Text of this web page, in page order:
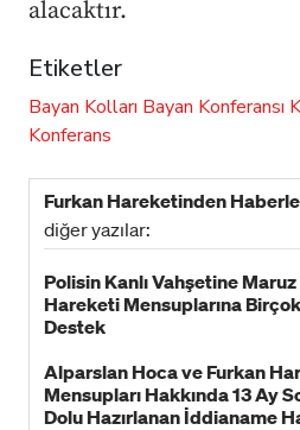
alacaktır.
Etiketler
Bayan Kolları Bayan Konferansı
Konferans
Furkan Hareketinden
diğer yazılar:
Polisin Kanlı Vahşetine
Hareketi Mensuplarına
Destek
Alparslan Hoca ve Furkan
Mensupları Hakkında 13 Ay
Dolu Hazırlanan İddianame